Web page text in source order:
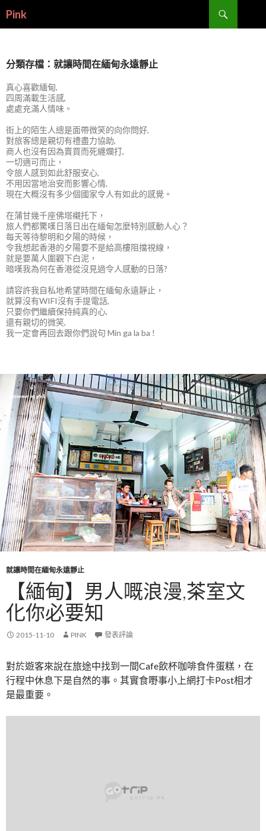
Pink
尋
容
分類存檔：就讓時間在緬甸永遠靜止
真心喜歡緬甸,
四周滿載生活感,
處處充滿人情味。
街上的陌生人總是面帶微笑的向你問好,
對旅客總是親切有禮盡力協助,
商人也沒有因為賣買而死纏爛打,
一切適可而止，
令旅人感到如此舒服安心,
不用因當地治安而影響心情,
現在大概沒有多少個國家令人有如此的感覺。
在蒲甘幾千座佛塔襯托下，
旅人們都驚嘆日落日出在緬甸怎麼特別感動人心？
每天等待黎明和夕陽的時候，
令我想起香港的夕陽要不是給高樓阻擋視線，
就是要萬人圍觀下白泥，
暗嘆我為何在香港從沒見過令人感動的日落?
請容許我自私地希望時間在緬甸永遠靜止，
就算沒有WIFI沒有手提電話,
只要你們繼續保持純真的心,
還有親切的微笑,
我一定會再回去跟你們說句 Min ga la ba !
就讓時間在緬甸永遠靜止
【緬甸】男人嘅浪漫,茶室文
化你必要知
2015-11-10 PINK 發表評論
對於遊客來說在旅途中找到一間Cafe飲杯咖啡食件蛋糕，在
行程中休息下是自然的事。其實食嘢事小上網打卡Post相才
是最重要。